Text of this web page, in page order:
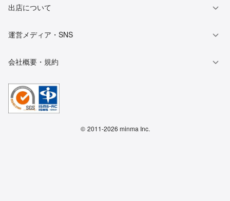
出店について
運営メディア・SNS
会社概要・規約
© 2011-2026 minma Inc.